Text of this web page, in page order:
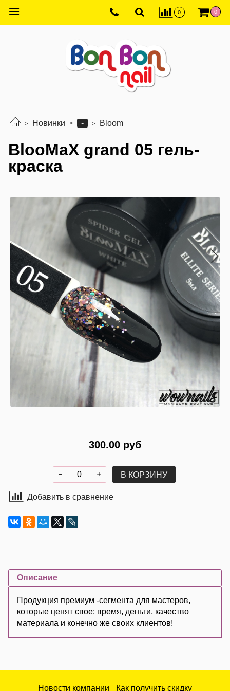
0 0
Новинки - Bloom
BlooMaX grand 05 гель-
краска
300.00 руб
В КОРЗИНУ
Добавить в сравнение
Описание
Продукция премиум -сегмента для мастеров,
которые ценят свое: время, деньги, качество
материала и конечно же своих клиентов!
Новости компании Как получить скидку